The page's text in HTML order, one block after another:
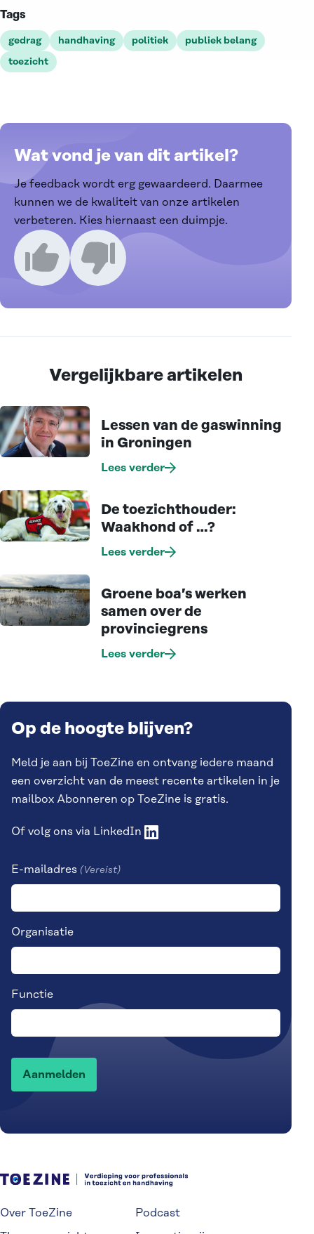
Tags
gedrag handhaving politiek
publiek belang
toezicht
Wat vond je van dit artikel?
Je feedback wordt erg gewaardeerd. Daarmee
kunnen we de kwaliteit van onze artikelen
verbeteren. Kies hiernaast een duimpje.
Ik vind dit een goed artikel
Ik vind dit een slecht artikel
Vergelijkbare artikelen
Lessen van de gaswinning
in Groningen
Lees verder
De toezichthouder:
Waakhond of …?
Lees verder
Groene boa’s werken
samen over de
provinciegrens
Lees verder
Op de hoogte blijven?
Meld je aan bij ToeZine en ontvang iedere maand
een overzicht van de meest recente artikelen in je
mailbox Abonneren op ToeZine is gratis.
Of volg ons via LinkedIn
E-mailadres (Vereist)
Organisatie
Functie
Over ToeZine
Podcast